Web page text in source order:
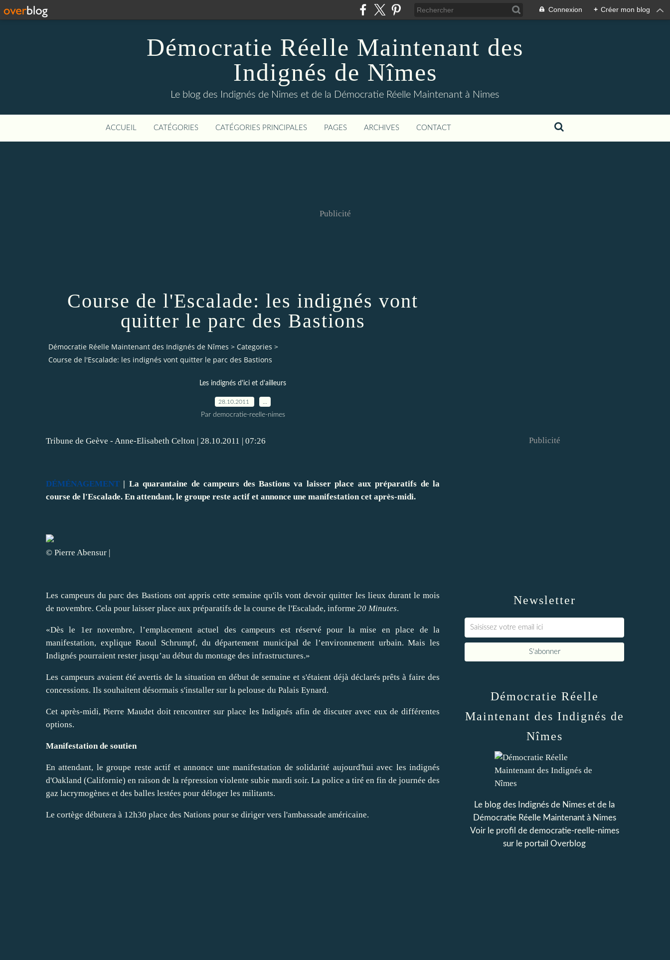
Connexion + Créer mon blog
Démocratie Réelle Maintenant des
Indignés de Nîmes
Le blog des Indignés de Nimes et de la Démocratie Réelle Maintenant à Nimes
ACCUEIL CATÉGORIES CATÉGORIES PRINCIPALES PAGES ARCHIVES CONTACT
Publicité
Course de l'Escalade: les indignés vont
quitter le parc des Bastions
Démocratie Réelle Maintenant des Indignés de Nîmes > Categories >
Course de l'Escalade: les indignés vont quitter le parc des Bastions
Les indignés d'ici et d'ailleurs
28.10.2011
Par democratie-reelle-nimes
Tribune de Geève - Anne-Elisabeth Celton | 28.10.2011 | 07:26
DÉMÉNAGEMENT | La quarantaine de campeurs des Bastions va laisser place aux préparatifs de la
course de l'Escalade. En attendant, le groupe reste actif et annonce une manifestation cet après-midi.
© Pierre Abensur |
Les campeurs du parc des Bastions ont appris cette semaine qu'ils vont devoir quitter les lieux durant le mois
de novembre. Cela pour laisser place aux préparatifs de la course de l'Escalade, informe 20 Minutes.
«Dès le 1er novembre, l’emplacement actuel des campeurs est réservé pour la mise en place de la
manifestation, explique Raoul Schrumpf, du département municipal de l’environnement urbain. Mais les
Indignés pourraient rester jusqu’au début du montage des infrastructures.»
Les campeurs avaient été avertis de la situation en début de semaine et s'étaient déjà déclarés prêts à faire des
concessions. Ils souhaitent désormais s'installer sur la pelouse du Palais Eynard.
Cet après-midi, Pierre Maudet doit rencontrer sur place les Indignés afin de discuter avec eux de différentes
options.
Manifestation de soutien
En attendant, le groupe reste actif et annonce une manifestation de solidarité aujourd'hui avec les indignés
d'Oakland (Californie) en raison de la répression violente subie mardi soir. La police a tiré en fin de journée des
gaz lacrymogènes et des balles lestées pour déloger les militants.
Le cortège débutera à 12h30 place des Nations pour se diriger vers l'ambassade américaine.
Newsletter
Publicité
Démocratie Réelle
Maintenant des Indignés de
Nîmes
Le blog des Indignés de Nimes et de la
Démocratie Réelle Maintenant à Nimes
Voir le profil de democratie-reelle-nimes
sur le portail Overblog